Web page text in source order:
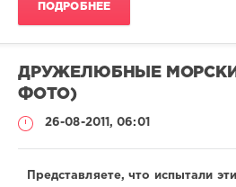
ПОДРОБНЕЕ
ДРУЖЕЛЮБНЫЕ
ФОТО)
26-08-2011, 06:01
Подводный
Представляете, что испытали